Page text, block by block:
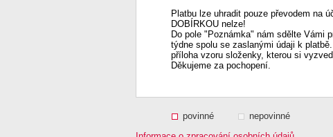
Platbu lze uhradit pouze převodem na
DOBÍRKOU nelze!
Do pole "Poznámka" nám sdělte Vámi
týdne spolu se zaslanými údaji k
příloha vzoru složenky, kterou si
Děkujeme za pochopení.
povinné
nepovinné